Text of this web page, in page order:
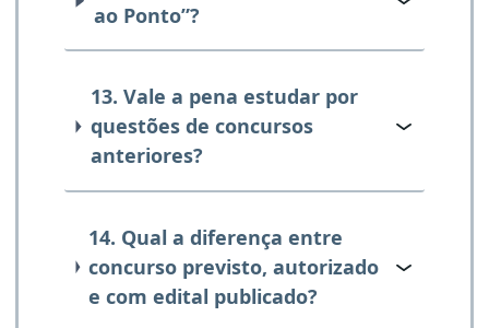
ao Ponto”?
13. Vale a pena estudar por
questões de concursos
anteriores?
14. Qual a diferença entre
concurso previsto, autorizado
e com edital publicado?